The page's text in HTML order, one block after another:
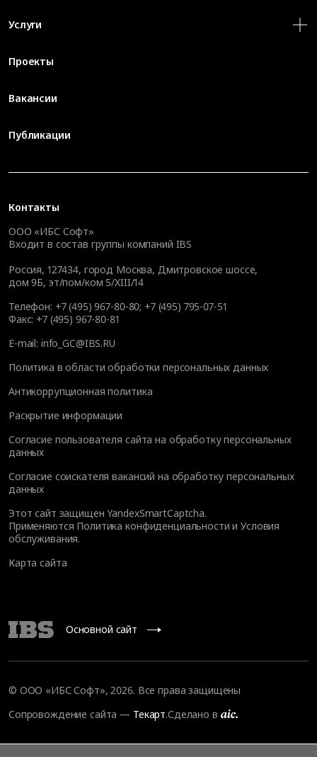
Контакты
ООО «ИБС Софт»
Входит в состав группы компаний IBS
Россия, 127434, город Москва, Дмитровское шоссе,
дом 9Б, эт/пом/ком 5/XIII/14
Телефон: +7 (495) 967-80-80; +7 (495) 795-07-51
Факс: +7 (495) 967-80-81
E-mail: info_GC@IBS.RU
Политика в области обработки персональных данных
Антикоррупционная политика
Раскрытие информации
Согласие пользователя сайта на обработку персональных
данных
Согласие соискателя вакансий на обработку персональных
данных
Этот сайт защищен YandexSmartCaptcha.
Применяются Политика конфиденциальности иУсловия
обслуживания.
Карта сайта
Услуги
Проекты
Вакансии
Публикации
Основной сайт
© OOO «ИБС Софт», 2026. Все права защищены
Сопровождение сайта — Текарт.Сделано в